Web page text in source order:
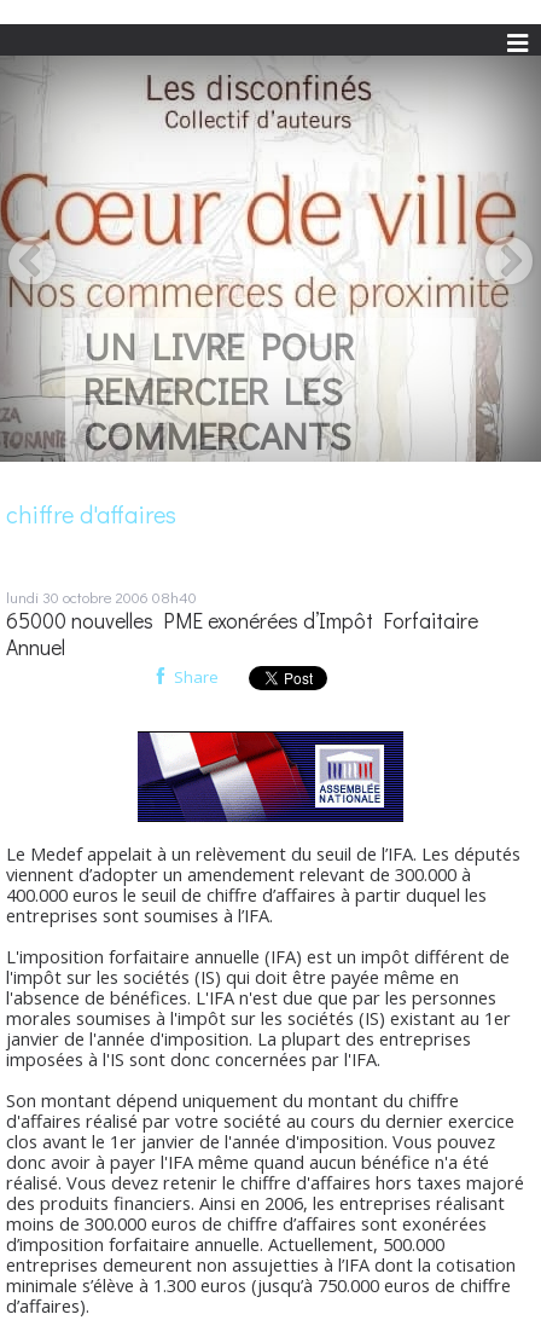
UN LIVRE POUR
REMERCIER LES
COMMERCANTS
chiffre d'affaires
lundi 30 octobre 2006 08h40
65000 nouvelles PME exonérées d’Impôt Forfaitaire
Annuel
Share
Le Medef appelait à un relèvement du seuil de l’IFA. Les députés
viennent d’adopter un amendement relevant de 300.000 à
400.000 euros le seuil de chiffre d’affaires à partir duquel les
entreprises sont soumises à l’IFA.
L'imposition forfaitaire annuelle (IFA) est un impôt différent de
l'impôt sur les sociétés (IS) qui doit être payée même en
l'absence de bénéfices. L'IFA n'est due que par les personnes
morales soumises à l'impôt sur les sociétés (IS) existant au 1er
janvier de l'année d'imposition. La plupart des entreprises
imposées à l'IS sont donc concernées par l'IFA.
Son montant dépend uniquement du montant du chiffre
d'affaires réalisé par votre société au cours du dernier exercice
clos avant le 1er janvier de l'année d'imposition. Vous pouvez
donc avoir à payer l'IFA même quand aucun bénéfice n'a été
réalisé. Vous devez retenir le chiffre d'affaires hors taxes majoré
des produits financiers. Ainsi en 2006, les entreprises réalisant
moins de 300.000 euros de chiffre d’affaires sont exonérées
d’imposition forfaitaire annuelle. Actuellement, 500.000
entreprises demeurent non assujetties à l’IFA dont la cotisation
minimale s’élève à 1.300 euros (jusqu’à 750.000 euros de chiffre
d’affaires).